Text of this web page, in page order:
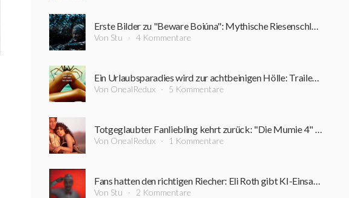
Erste Bilder zu "Beware Boiúna": Mythische Riesenschlange macht den Amazonas zum Albtraum
Von Stu 4 Kommentare
Ein Urlaubsparadies wird zur achtbeinigen Hölle: Trailer zum neuen Horrorfilm vom "Triangle"-Regisseur
Von OnealRedux 5 Kommentare
Totgeglaubter Fanliebling kehrt zurück: "Die Mumie 4" holt weitere Stars der Originalfilme an Bord
Von OnealRedux 1 Kommentare
Fans hatten den richtigen Riecher: Eli Roth gibt KI-Einsatz in seinem neuen Horrorfilm zu
Von Stu 2 Kommentare